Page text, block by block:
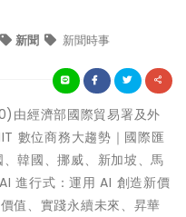
新聞 新聞時事
由經濟部國際貿易署及外
數位商務大趨勢｜國際匯
韓國、挪威、新加坡、馬
進行式：運用 AI 創造新價
值、實踐永續未來、昇華